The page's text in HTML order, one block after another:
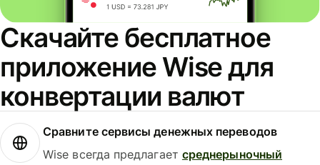
Скачайте бесплатное
приложение Wise для
конвертации валют
Сравните сервисы денежных переводов
Wise всегда предлагает среднерыночный